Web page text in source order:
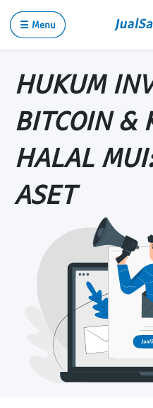
☰ Menu
HUKUM
BITCOIN &
HALAL
ASET